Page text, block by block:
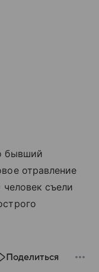
бывший
отравление
съели
Поделиться